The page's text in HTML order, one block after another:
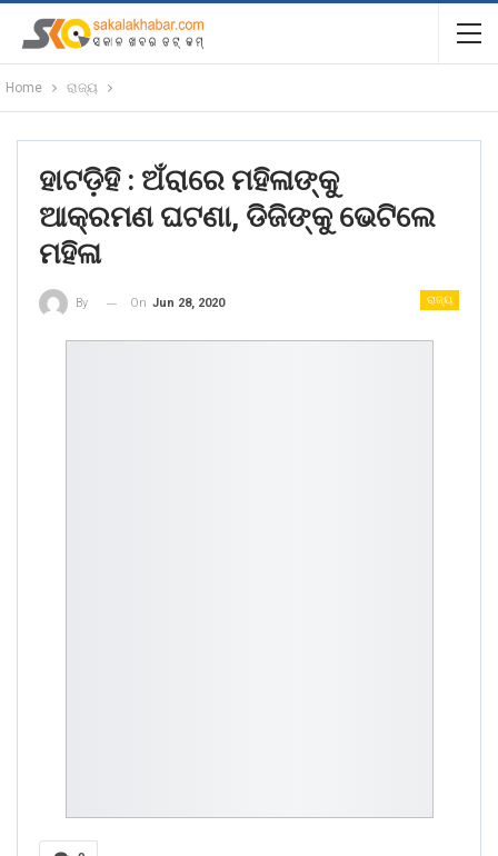
Home ରାଜ୍ୟ
ହାଟଡ଼ିହି : ଅଁରାରେ ମହିଳାଙ୍କୁ
ଆକ୍ରମଣ ଘଟଣା, ଡିଜିଙ୍କୁ ଭେଟିଲେ
ମହିଳା
ରାଜ୍ୟ
By On Jun 28, 2020